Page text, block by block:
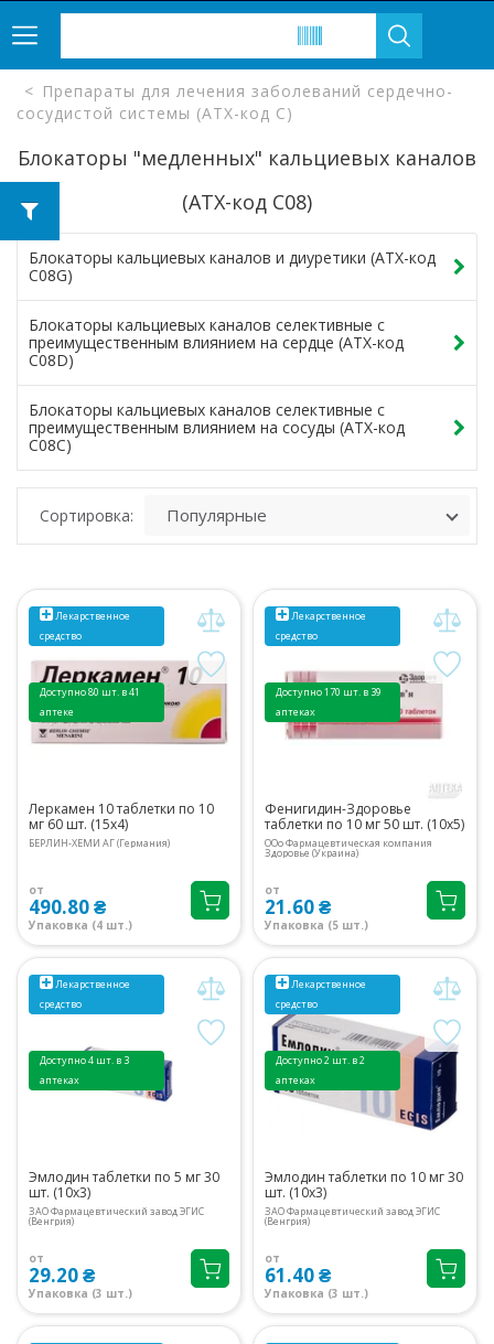
Препараты для лечения заболеваний сердечно-
сосудистой системы (ATX-код C)
Блокаторы "медленных" кальциевых каналов
(ATX-код C08)
Блокаторы кальциевых каналов и диуретики (ATX-код
C08G)
Блокаторы кальциевых каналов селективные с
преимущественным влиянием на сердце (ATX-код
C08D)
Блокаторы кальциевых каналов селективные с
преимущественным влиянием на сосуды (ATX-код
C08C)
Сортировка:
Лекарственное
средство
Доступно 80 шт. в 41
аптеке
Леркамен 10 таблетки по 10
мг 60 шт. (15х4)
БЕРЛИН-ХЕМИ АГ (Германия)
от
490.80 ₴
Упаковка (4 шт.)
Лекарственное
средство
Доступно 170 шт. в 39
аптеках
Фенигидин-Здоровье
таблетки по 10 мг 50 шт. (10х5)
ООо Фармацевтическая компания
Здоровье (Украина)
от
21.60 ₴
Упаковка (5 шт.)
Лекарственное
средство
Доступно 4 шт. в 3
аптеках
Эмлодин таблетки по 5 мг 30
шт. (10х3)
ЗАО Фармацевтический завод ЭГИС
(Венгрия)
от
29.20 ₴
Упаковка (3 шт.)
Лекарственное
средство
Доступно 2 шт. в 2
аптеках
Эмлодин таблетки по 10 мг 30
шт. (10х3)
ЗАО Фармацевтический завод ЭГИС
(Венгрия)
от
61.40 ₴
Упаковка (3 шт.)